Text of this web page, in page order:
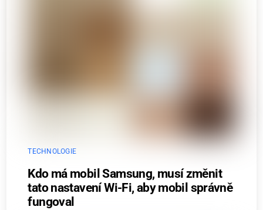
TECHNOLOGIE
Kdo má mobil Samsung, musí změnit
tato nastavení Wi-Fi, aby mobil správně
fungoval